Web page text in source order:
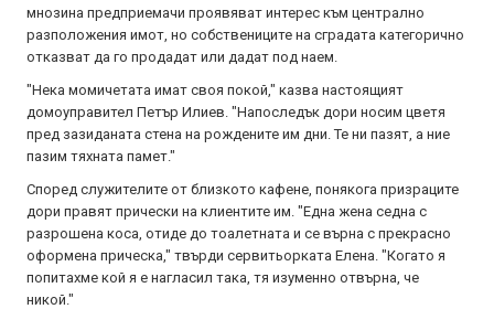
мнозина предприемачи проявяват интерес към централно
разположения имот, но собствениците на сградата категорично
отказват да го продадат или дадат под наем.
"Нека момичетата имат своя покой," казва настоящият
домоуправител Петър Илиев. "Напоследък дори носим цветя
пред зазиданата стена на рождените им дни. Те ни пазят, а ние
пазим тяхната памет."
Според служителите от близкото кафене, понякога призраците
дори правят прически на клиентите им. "Една жена седна с
разрошена коса, отиде до тоалетната и се върна с прекрасно
оформена прическа," твърди сервитьорката Елена. "Когато я
попитахме кой я е нагласил така, тя изуменно отвърна, че
никой."